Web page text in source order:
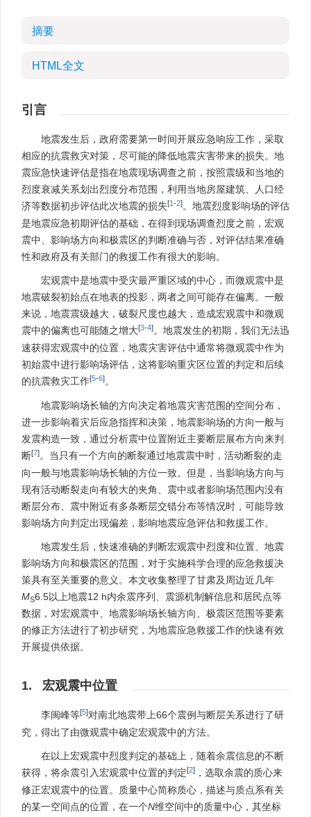
摘要
HTML全文
引言
地震发生后，政府需要第一时间开展应急响应工作，采取
相应的抗震救灾对策，尽可能的降低地震灾害带来的损失。地
震应急快速评估是指在地震现场调查之前，按照震级和当地的
烈度衰减关系划出烈度分布范围，利用当地房屋建筑、人口经
济等数据初步评估此次地震的损失[1-2]。地震烈度影响场的评估
是地震应急初期评估的基础，在得到现场调查烈度之前，宏观
震中、影响场方向和极震区的判断准确与否，对评估结果准确
性和政府及有关部门的救援工作有很大的影响。
宏观震中是地震中受灾最严重区域的中心，而微观震中是
地震破裂初始点在地表的投影，两者之间可能存在偏离。一般
来说，地震震级越大，破裂尺度也越大，造成宏观震中和微观
震中的偏离也可能随之增大[3-4]。地震发生的初期，我们无法迅
速获得宏观震中的位置，地震灾害评估中通常将微观震中作为
初始震中进行影响场评估，这将影响重灾区位置的判定和后续
的抗震救灾工作[5-6]。
地震影响场长轴的方向决定着地震灾害范围的空间分布，
进一步影响着灾后应急指挥和决策，地震影响场的方向一般与
发震构造一致，通过分析震中位置附近主要断层展布方向来判
断[7]。当只有一个方向的断裂通过地震震中时，活动断裂的走
向一般与地震影响场长轴的方位一致。但是，当影响场方向与
现有活动断裂走向有较大的夹角、震中或者影响场范围内没有
断层分布、震中附近有多条断层交错分布等情况时，可能导致
影响场方向判定出现偏差，影响地震应急评估和救援工作。
地震发生后，快速准确的判断宏观震中烈度和位置、地震
影响场方向和极震区的范围，对于实施科学合理的应急救援决
策具有至关重要的意义。本文收集整理了甘肃及周边近几年
MS6.5以上地震12 h内余震序列、震源机制解信息和居民点等
数据，对宏观震中、地震影响场长轴方向、极震区范围等要素
的修正方法进行了初步研究，为地震应急救援工作的快速有效
开展提供依据。
1. 宏观震中位置
李闽峰等[5]对南北地震带上66个震例与断层关系进行了研
究，得出了由微观震中确定宏观震中的方法。
在以上宏观震中烈度判定的基础上，随着余震信息的不断
获得，将余震引入宏观震中位置的判定[2] ，选取余震的质心来
修正宏观震中的位置。质量中心简称质心，描述与质点系有关
的某一空间点的位置，在一个N维空间中的质量中心，其坐标